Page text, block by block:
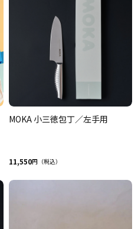
MOKA 小三徳包丁／左手用
11,550円（税込）